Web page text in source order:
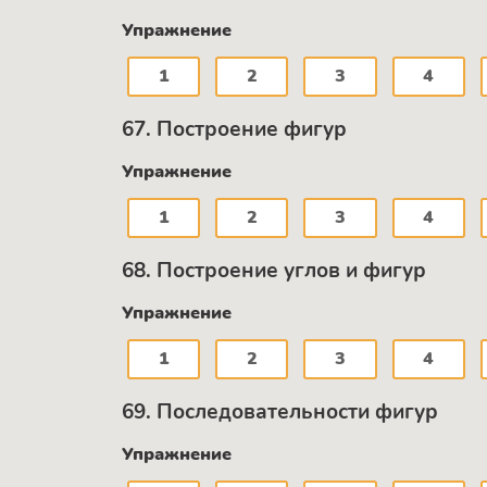
Упражнение
1
2 3 4
67. Построение фигур
Упражнение
1
2 3 4
68. Построение углов и фигур
Упражнение
1
2 3 4
69. Последовательности фигур
Упражнение